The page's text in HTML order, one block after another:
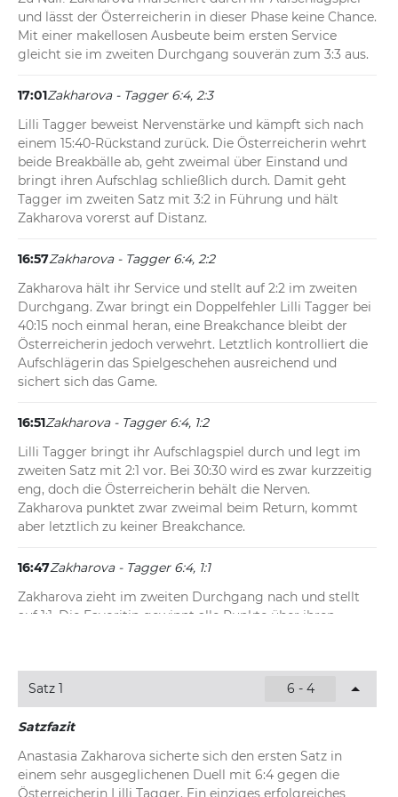
und lässt der Österreicherin in dieser Phase keine Chance.
Mit einer makellosen Ausbeute beim ersten Service
gleicht sie im zweiten Durchgang souverän zum 3:3 aus.
17:01Zakharova - Tagger 6:4, 2:3
Lilli Tagger beweist Nervenstärke und kämpft sich nach
einem 15:40-Rückstand zurück. Die Österreicherin wehrt
beide Breakbälle ab, geht zweimal über Einstand und
bringt ihren Aufschlag schließlich durch. Damit geht
Tagger im zweiten Satz mit 3:2 in Führung und hält
Zakharova vorerst auf Distanz.
16:57Zakharova - Tagger 6:4, 2:2
Zakharova hält ihr Service und stellt auf 2:2 im zweiten
Durchgang. Zwar bringt ein Doppelfehler Lilli Tagger bei
40:15 noch einmal heran, eine Breakchance bleibt der
Österreicherin jedoch verwehrt. Letztlich kontrolliert die
Aufschlägerin das Spielgeschehen ausreichend und
sichert sich das Game.
16:51Zakharova - Tagger 6:4, 1:2
Lilli Tagger bringt ihr Aufschlagspiel durch und legt im
zweiten Satz mit 2:1 vor. Bei 30:30 wird es zwar kurzzeitig
eng, doch die Österreicherin behält die Nerven.
Zakharova punktet zwar zweimal beim Return, kommt
aber letztlich zu keiner Breakchance.
16:47Zakharova - Tagger 6:4, 1:1
Zakharova zieht im zweiten Durchgang nach und stellt
auf 1:1. Die Favoritin gewinnt alle Punkte über ihren
überhaupt einen Punkt ein.
16:45Zakharova - Tagger 6:4, 0:1
Tagger. Die Österreicherin sichert sich ihr Aufschlagspiel
ohne Punktverlust und glänzt dabei unter anderem mit
Satz 1 6 - 4
Satzfazit
Anastasia Zakharova sicherte sich den ersten Satz in
einem sehr ausgeglichenen Duell mit 6:4 gegen die
Österreicherin Lilli Tagger. Ein einziges erfolgreiches